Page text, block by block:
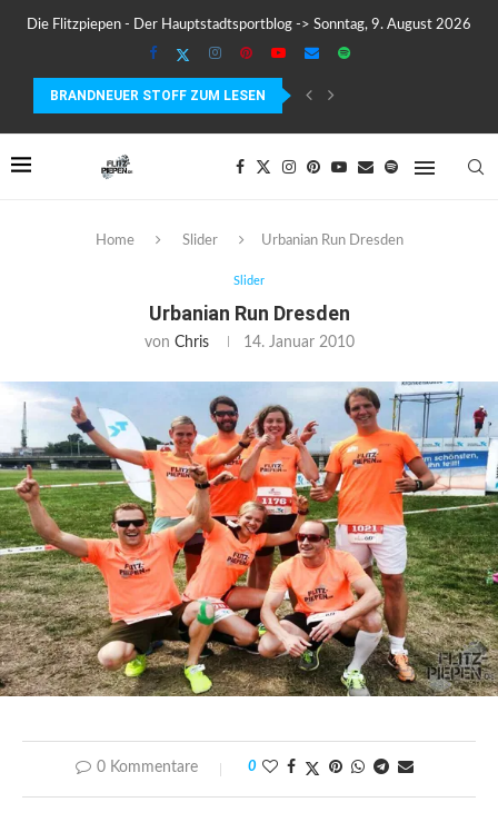
Die Flitzpiepen - Der Hauptstadtsportblog -> Sonntag, 9. August 2026
BRANDNEUER STOFF ZUM LESEN
COROS PACE 4 IM TEST – LEICHT, SCHNELL...
Home Slider Urbanian Run Dresden
Slider
Urbanian Run Dresden
von Chris 14. Januar 2010
0 Kommentare 0